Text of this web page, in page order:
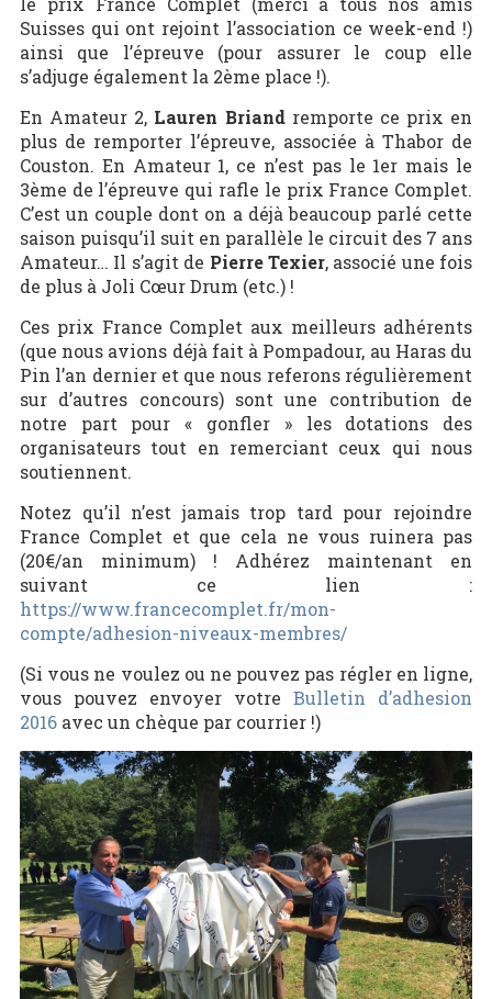
Suisses qui ont rejoint l’association ce week-end !)
ainsi que l’épreuve (pour assurer le coup elle
s’adjuge également la 2ème place !).
En Amateur 2, Lauren Briandremporte ce prix en
plus de remporter l’épreuve, associée à Thabor de
Couston. En Amateur 1, ce n’est pas le 1er mais le
3ème de l’épreuve qui rafle le prix France Complet.
C’est un couple dont on a déjà beaucoup parlé cette
saison puisqu’il suit en parallèle le circuit des 7 ans
Amateur… Il s’agit de Pierre Texier, associé une fois
de plus à Joli Cœur Drum (etc.) !
Ces prix France Complet aux meilleurs adhérents
(que nous avions déjà fait à Pompadour, au Haras du
Pin l’an dernier et que nous referons régulièrement
sur d’autres concours) sont une contribution de
notre part pour « gonfler » les dotations des
organisateurs tout en remerciant ceux qui nous
soutiennent.
Notez qu’il n’est jamais trop tard pour rejoindre
France Complet et que cela ne vous ruinera pas
(20€/an minimum) ! Adhérez maintenant en
suivant ce lien :
https://www.francecomplet.fr/mon-
compte/adhesion-niveaux-membres/
(Si vous ne voulez ou ne pouvez pas régler en ligne,
vous pouvez envoyer votreBulletin d’adhesion
2016avec un chèque par courrier !)